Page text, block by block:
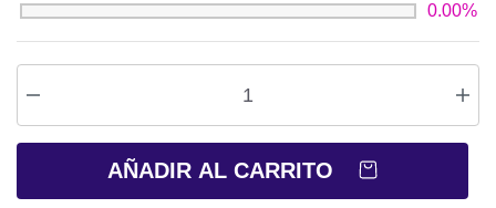
0.00%
AÑADIR AL CARRITO